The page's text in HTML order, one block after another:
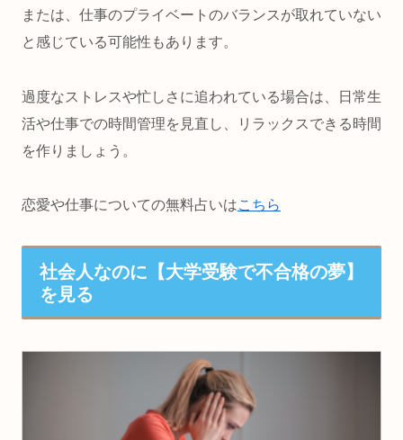
または、 仕事のプライベートのバランスが取れていない
と感じている可能性もあります。
過度なストレスや忙しさに追われている場合は、日常生
活や仕事での時間管理を見直し、リラックスできる時間
を作りましょう。
恋愛や仕事についての無料占いはこちら
社会人なのに【大学受験で不合格の夢】
を見る